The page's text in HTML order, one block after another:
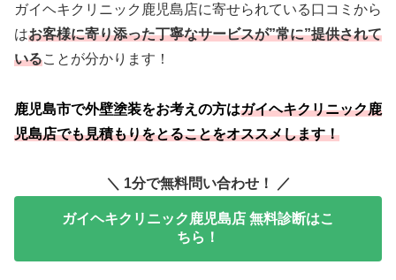
ガイヘキクリニック鹿児島店に寄せられている口コミから
はお客様に寄り添った丁寧なサービスが”常に”提供されて
いることが分かります！
鹿児島市で外壁塗装をお考えの方はガイヘキクリニック鹿
児島店でも見積もりをとることをオススメします！
＼ 1分で無料問い合わせ！ ／
ガイヘキクリニック鹿児島店 無料診断はこ
ちら！